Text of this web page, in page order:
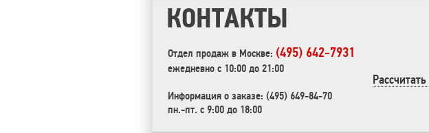
КОНТАКТЫ
Отдел продаж в Москве: (495) 642-7931
ежедневно с 10:00 до 21:00
Информация о заказе: (495) 649-84-70
пн.-пт. с 9:00 до 18:00